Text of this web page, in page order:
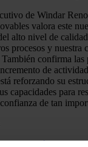
de Windar
valora este
alto nivel de
procesos y nuestra
confirma las
de
reforzando su
capacidades para
de tan